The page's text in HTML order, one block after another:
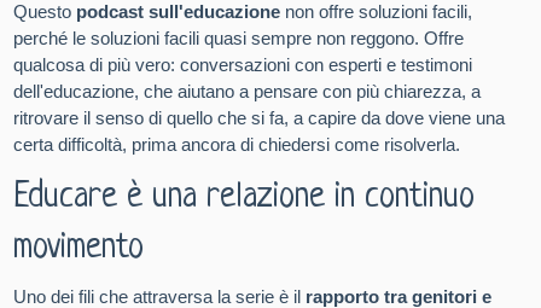
Questo podcast sull'educazione non offre soluzioni facili,
perché le soluzioni facili quasi sempre non reggono. Offre
qualcosa di più vero: conversazioni con esperti e testimoni
dell'educazione, che aiutano a pensare con più chiarezza, a
ritrovare il senso di quello che si fa, a capire da dove viene una
certa difficoltà, prima ancora di chiedersi come risolverla.
Educare è una relazione in continuo
movimento
Uno dei fili che attraversa la serie è il rapporto tra genitori e